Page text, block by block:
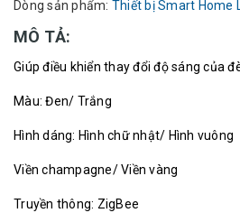
Dòng sản phẩm: Thiết bị Smart Home
MÔ TẢ:
Giúp điều khiển thay đổi độ sáng của
Màu: Đen/ Trắng
Hình dáng: Hình chữ nhật/ Hình vuông
Viền champagne/ Viền vàng
Truyền thông: ZigBee